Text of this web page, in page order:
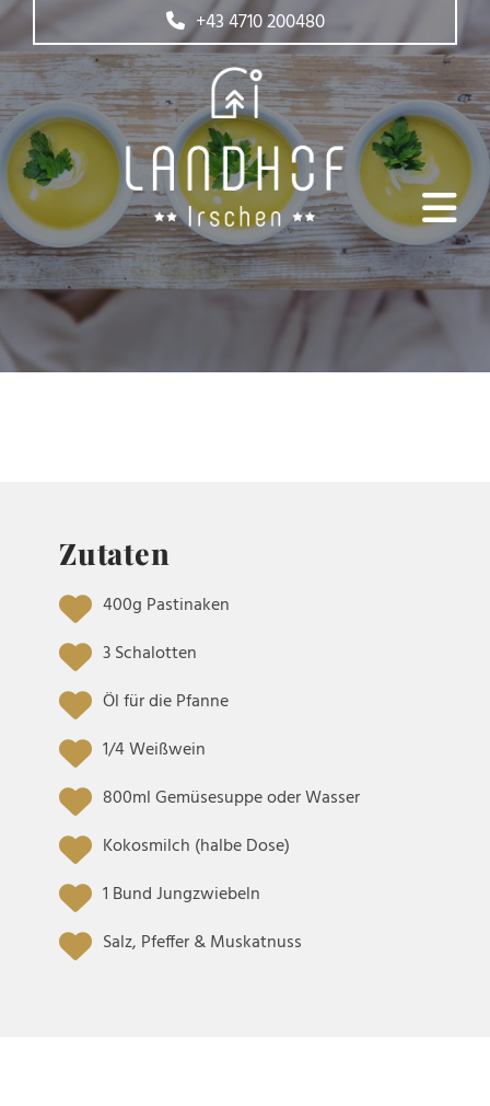
+43 4710 200480
Zutaten
400g Pastinaken
3 Schalotten
Öl für die Pfanne
1/4 Weißwein
800ml Gemüsesuppe oder Wasser
Kokosmilch (halbe Dose)
1 Bund Jungzwiebeln
Salz, Pfeffer & Muskatnuss